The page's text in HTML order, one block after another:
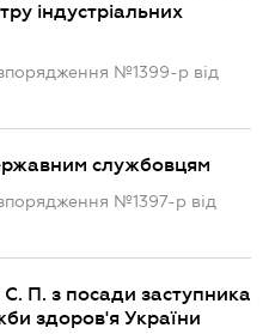
індустріальних
№1399-р від
службовцям
№1397-р від
П. з посади заступника
здоров'я України